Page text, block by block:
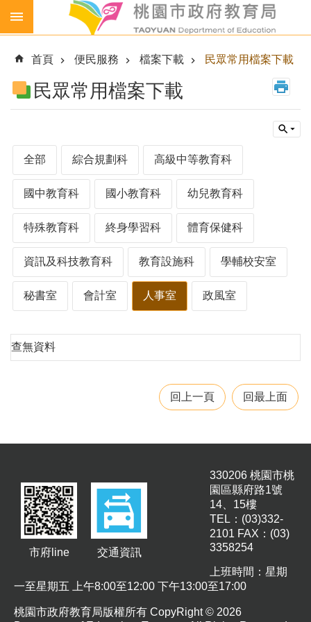
跳到主要內容區塊
生
鮮
乳
營
養
午
餐
各
學
校
幼
所
學
進
訊
首頁 便民服務 檔案下載 民眾常用檔案下載
民眾常用檔案下載
全部 綜合規劃科 高級中等教育科
國中教育科 國小教育科 幼兒教育科
特殊教育科 終身學習科 體育保健科
資訊及科技教育科 教育設施科 學輔校安室
秘書室 會計室 人事室 政風室
查無資料
回上一頁 回最上面
市府line 交通資訊
330206 桃園市桃
園區縣府路1號
14、15樓
TEL：(03)332-
2101 FAX：(03)
3358254
上班時間：星期
一至星期五 上午8:00至12:00 下午13:00至17:00
桃園市政府教育局版權所有 CopyRight © 2026